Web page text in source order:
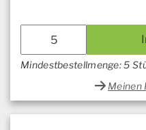
Mindestbestellmenge: 5
Meinen